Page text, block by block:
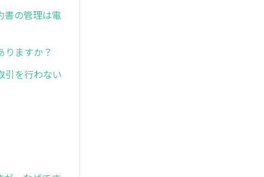
書の管理は電
ますか？
引を行わない